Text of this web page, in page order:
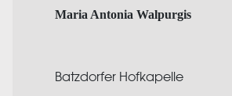
Maria Antonia Walpurgis
Batzdorfer Hofkapelle